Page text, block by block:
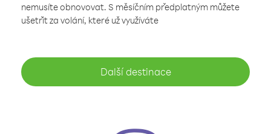
nemusíte obnovovat. S měsíčním předplatným můžete
ušetřit za volání, které už využíváte
Další destinace